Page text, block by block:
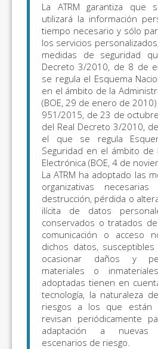
La ATRM garantiza que
utilizará la información
tiempo necesario y sólo
los servicios
medidas de seguridad
Decreto 3/2010, de 8 de
se regula el Esquema
en el ámbito de la
(BOE, 29 de enero de
951/2015, de 23 de
del Real Decreto 3/2010,
el que se regula
Seguridad en el ámbito de
Electrónica (BOE, 4 de
La ATRM ha adoptado las
organizativas
destrucción, pérdida o
ilícita de datos
conservados o tratados
comunicación o acceso
dichos datos,
ocasionar daños y
materiales o
adoptadas tienen en
tecnología, la naturaleza
riesgos a los que están
revisan periódicamente
adaptación a nuevas
escenarios de riesgo.